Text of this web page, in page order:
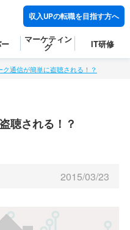
収入UPの転職を目指す方へ
マーケティン
グ IT研修
ク通信が簡単に盗聴される！？
聴される！？
2015/03/23